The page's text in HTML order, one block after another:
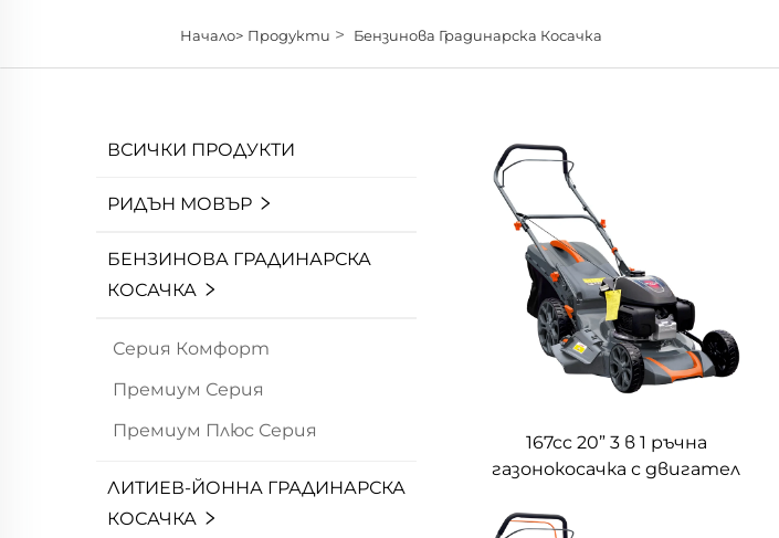
Начало> Продукти > Бензинова Градинарска Косачка
ВСИЧКИ ПРОДУКТИ
РИДЪН МОВЪР
БЕНЗИНОВА ГРАДИНАРСКА
КОСАЧКА
Серия Комфорт
Премиум Серия
Премиум Плюс Серия
ЛИТИЕВ-ЙОННА ГРАДИНАРСКА
КОСАЧКА
167cc 20” 3 в 1 ръчна
газонокосачка с двигател